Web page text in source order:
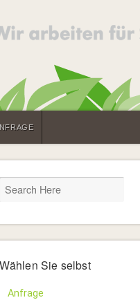
Wählen Sie selbst
Anfrage